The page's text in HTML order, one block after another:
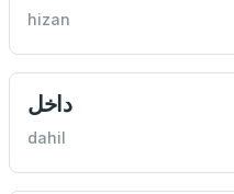
hizan
داخل
dahil